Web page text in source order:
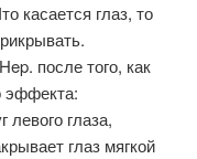
касается глаз, то
после того, как
эффекта:
глаза,
глаз мягкой